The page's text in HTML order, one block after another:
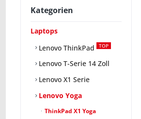
Kategorien
Laptops
Lenovo ThinkPad
TOP
Lenovo T-Serie 14 Zoll
Lenovo X1 Serie
Lenovo Yoga
ThinkPad X1 Yoga